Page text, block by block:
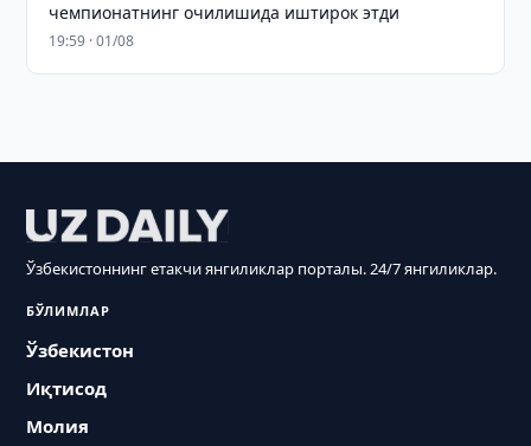
чемпионатнинг очилишида иштирок этди
19:59 · 01/08
Ўзбекистоннинг етакчи янгиликлар порталы. 24/7 янгиликлар.
БЎЛИМЛАР
Ўзбекистон
Иқтисод
Молия